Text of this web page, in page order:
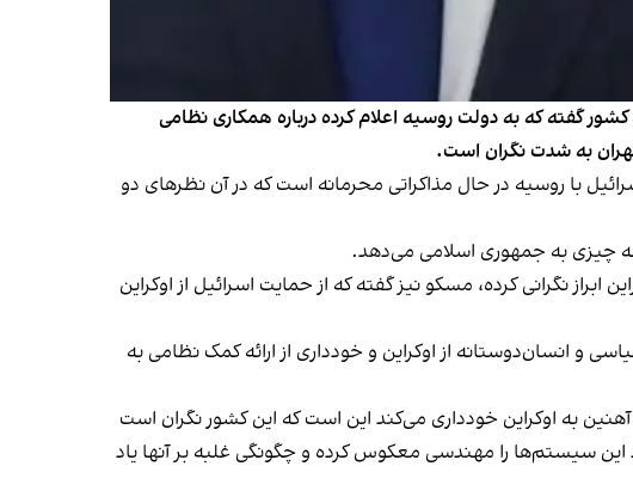
گفته که به دولت روسیه اعلام کرده درباره همکاری نظامی
به شدت نگران است.
با روسیه در حال مذاکراتی محرمانه است که در آن نظرهای دو
چه چیزی به جمهوری اسلامی می‌دهد.
نگرانی کرده، مسکو نیز گفته که از حمایت اسرائیل از اوکراین
انسان‌دوستانه از اوکراین و خودداری از ارائه کمک نظامی به
به اوکراین خودداری می‌کند این است که این کشور نگران است
سیستم‌ها را مهندسی معکوس کرده و چگونگی غلبه بر آنها یاد